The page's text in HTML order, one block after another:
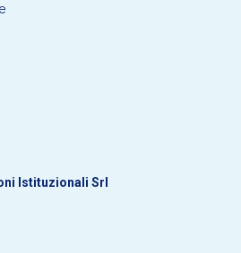
Istituzionali Srl